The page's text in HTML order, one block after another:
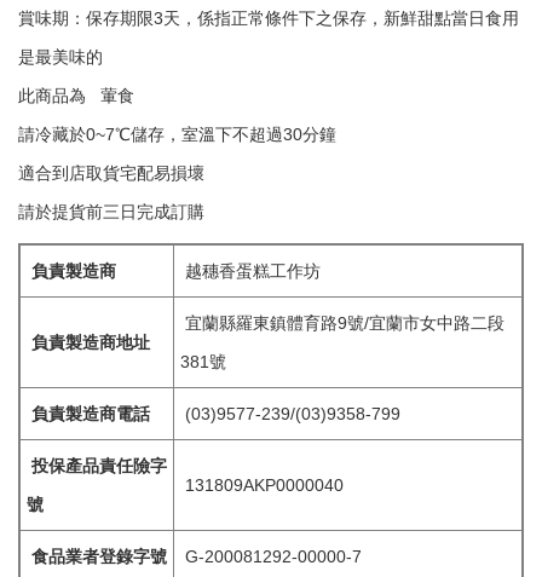
賞味期：保存期限3天，係指正常條件下之保存，新鮮甜點當日食用
是最美味的
此商品為 葷食
請冷藏於0~7℃儲存，室溫下不超過30分鐘
適合到店取貨宅配易損壞
請於提貨前三日完成訂購
負責製造商 越穗香蛋糕工作坊
負責製造商地址
宜蘭縣羅東鎮體育路9號/宜蘭市女中路二段
381號
負責製造商電話 (03)9577-239/(03)9358-799
投保產品責任險字
號
131809AKP0000040
食品業者登錄字號 G-200081292-00000-7